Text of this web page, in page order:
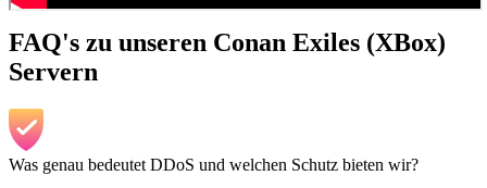
FAQ's zu unseren Conan Exiles (XBox)
Servern
Was genau bedeutet DDoS und welchen Schutz bieten wir?